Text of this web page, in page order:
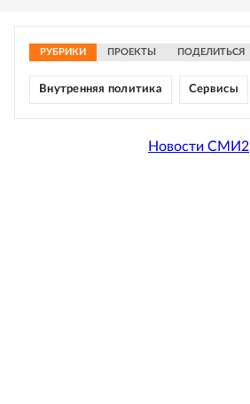
РУБРИКИ ПРОЕКТЫ ПОДЕЛИТЬСЯ
Внутренняя политика Сервисы
Новости СМИ2